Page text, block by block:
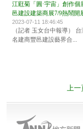
江屘菊「圓·宇宙」創作個
邑建設建築商展7/9熱鬧開
2023-07-11 18:46:45
（記者 玉女台中報導） 台
名建商豐邑建設藝界合...
上